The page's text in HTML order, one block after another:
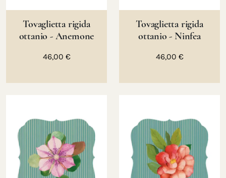
Tovaglietta rigida
ottanio - Anemone
46,00 €
Tovaglietta rigida
ottanio - Ninfea
46,00 €